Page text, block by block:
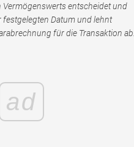
entscheidet und
festgelegten Datum und lehnt
für die Transaktion
ad